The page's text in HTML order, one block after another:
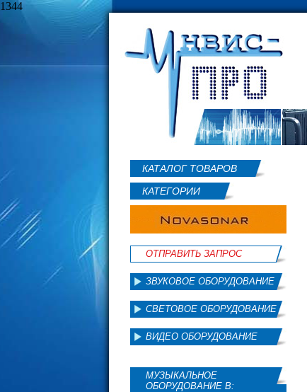
1344
КАТАЛОГ ТОВАРОВ
КАТЕГОРИИ
ОТПРАВИТЬ ЗАПРОС
ЗВУКОВОЕ ОБОРУДОВАНИЕ
СВЕТОВОЕ ОБОРУДОВАНИЕ
ВИДЕО ОБОРУДОВАНИЕ
МУЗЫКАЛЬНОЕ
ОБОРУДОВАНИЕ В: